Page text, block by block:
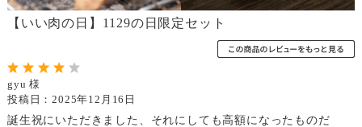
【いい肉の日】1129の日限定セット
gyu 様
投稿日：2025年12月16日
誕生祝にいただきました、それにしても高額になったものだ